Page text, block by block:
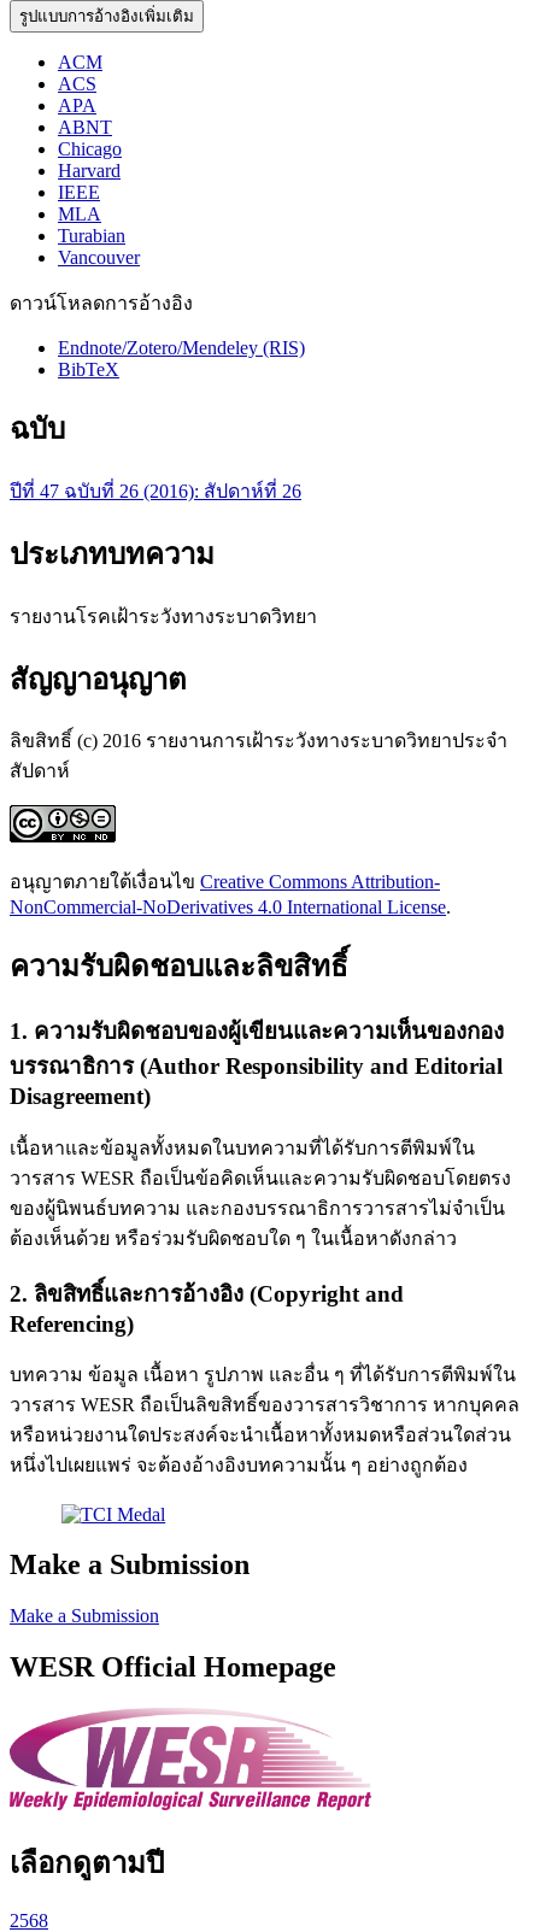
รูปแบบการอ้างอิงเพิ่มเติม
ACM
ACS
APA
ABNT
Chicago
Harvard
IEEE
MLA
Turabian
Vancouver
ดาวน์โหลดการอ้างอิง
Endnote/Zotero/Mendeley (RIS)
BibTeX
ฉบับ
ปีที่ 47 ฉบับที่ 26 (2016): สัปดาห์ที่ 26
ประเภทบทความ
รายงานโรคเฝ้าระวังทางระบาดวิทยา
สัญญาอนุญาต
ลิขสิทธิ์ (c) 2016 รายงานการเฝ้าระวังทางระบาดวิทยาประจำ
สัปดาห์
อนุญาตภายใต้เงื่อนไข Creative Commons Attribution-
NonCommercial-NoDerivatives 4.0 International License.
ความรับผิดชอบและลิขสิทธิ์
1. ความรับผิดชอบของผู้เขียนและความเห็นของกอง
บรรณาธิการ (Author Responsibility and Editorial
Disagreement)
เนื้อหาและข้อมูลทั้งหมดในบทความที่ได้รับการตีพิมพ์ใน
วารสาร WESR ถือเป็นข้อคิดเห็นและความรับผิดชอบโดยตรง
ของผู้นิพนธ์บทความ และกองบรรณาธิการวารสารไม่จำเป็น
ต้องเห็นด้วย หรือร่วมรับผิดชอบใด ๆ ในเนื้อหาดังกล่าว
2. ลิขสิทธิ์และการอ้างอิง (Copyright and
Referencing)
บทความ ข้อมูล เนื้อหา รูปภาพ และอื่น ๆ ที่ได้รับการตีพิมพ์ใน
วารสาร WESR ถือเป็นลิขสิทธิ์ของวารสารวิชาการ หากบุคคล
หรือหน่วยงานใดประสงค์จะนำเนื้อหาทั้งหมดหรือส่วนใดส่วน
หนึ่งไปเผยแพร่ จะต้องอ้างอิงบทความนั้น ๆ อย่างถูกต้อง
Make a Submission
Make a Submission
WESR Official Homepage
เลือกดูตามปี
2568